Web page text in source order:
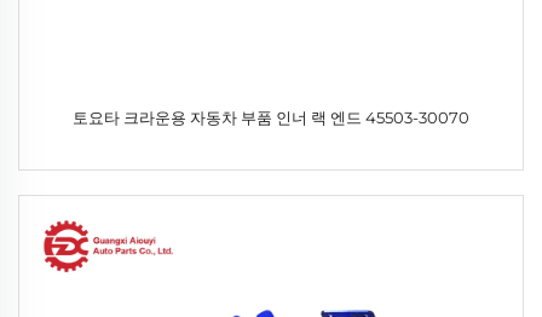
토요타 크라운용 자동차 부품 인너 랙 엔드 45503-30070